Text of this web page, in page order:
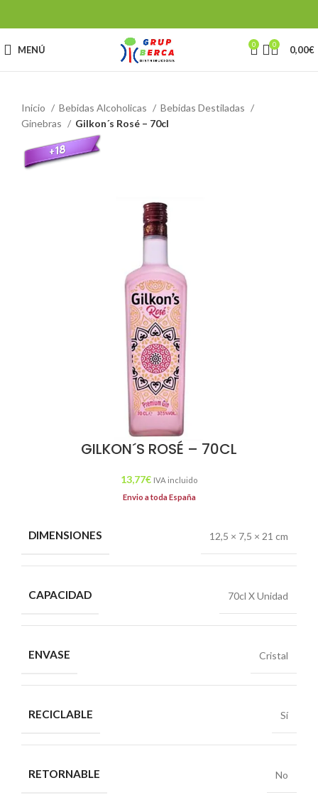
MENÚ 0 0 0,00€
Inicio Bebidas Alcoholicas
Bebidas Destiladas
Ginebras
Gilkon´s Rosé – 70cl
GILKON´S ROSÉ – 70CL
13,77€ IVA incluido
Envio a toda España
DIMENSIONES 12,5 × 7,5 × 21 cm
CAPACIDAD 70cl X Unidad
ENVASE Cristal
RECICLABLE Sí
RETORNABLE No